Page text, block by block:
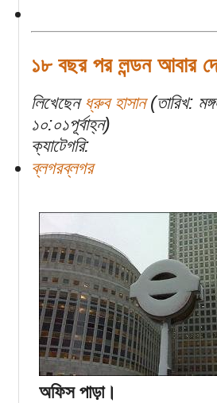
১৮ বছর পর লন্ডন আবার
লিখেছেন ধ্রুব হাসান(তারিখ:
১০:০১পূর্বাহ্ন)
ক্যাটেগরি:
ব্লগরব্লগর
অফিস পাড়া।